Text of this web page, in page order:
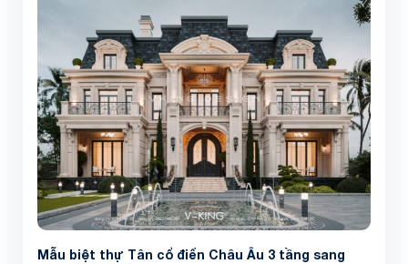
Mẫu biệt thự Tân cổ điển Châu Âu 3 tầng sang